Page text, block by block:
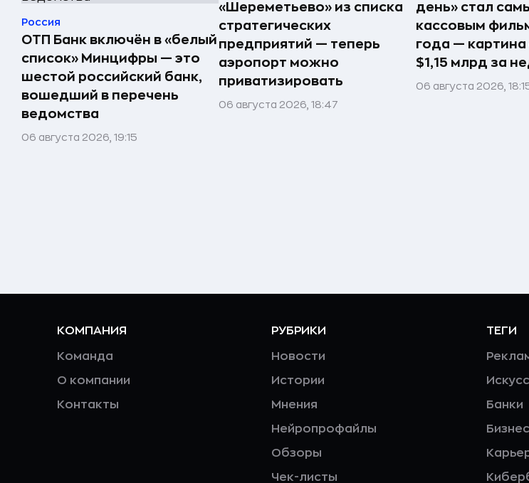
Россия
ОТП Банк включён в «белый
список» Минцифры — это
шестой российский банк,
вошедший в перечень
ведомства
06 августа 2026, 19:15
«Шереметьево» из списка
стратегических
предприятий — теперь
аэропорт можно
приватизировать
06 августа 2026, 18:47
день» стал
кассовым
года —
$1,15 млрд за
06 августа 2026,
КОМПАНИЯ
Команда
О компании
Контакты
РУБРИКИ
Новости
Истории
Мнения
Нейропрофайлы
Обзоры
Чек-листы
ТЕГИ
Банки
Бизнес